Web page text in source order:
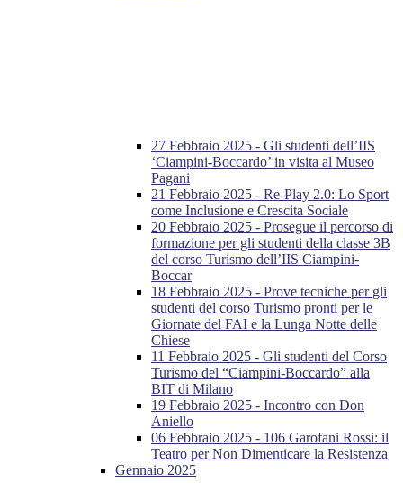
27 Febbraio 2025 - Gli studenti dell’IIS
‘Ciampini-Boccardo’ in visita al Museo
Pagani
21 Febbraio 2025 - Re-Play 2.0: Lo Sport
come Inclusione e Crescita Sociale
20 Febbraio 2025 - Prosegue il percorso di
formazione per gli studenti della classe 3B
del corso Turismo dell’IIS Ciampini-
Boccar
18 Febbraio 2025 - Prove tecniche per gli
studenti del corso Turismo pronti per le
Giornate del FAI e la Lunga Notte delle
Chiese
11 Febbraio 2025 - Gli studenti del Corso
Turismo del “Ciampini-Boccardo” alla
BIT di Milano
19 Febbraio 2025 - Incontro con Don
Aniello
06 Febbraio 2025 - 106 Garofani Rossi: il
Teatro per Non Dimenticare la Resistenza
Gennaio 2025